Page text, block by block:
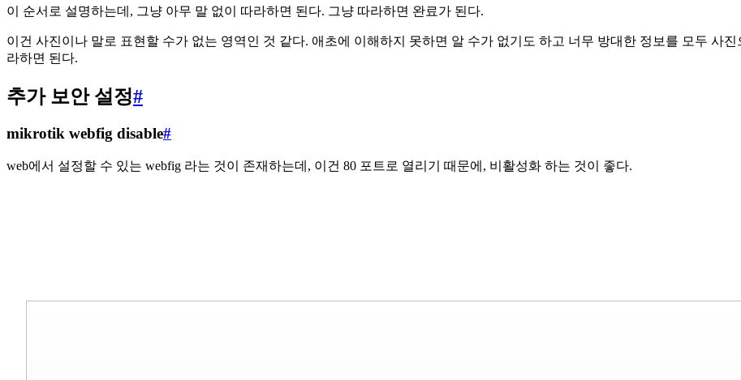
이 순서로 설명하는데, 그냥 아무 말 없이 따라하면 된다. 그냥 따라하면 완료가 된다.
이건 사진이나 말로 표현할 수가 없는 영역인 것 같다. 애초에 이해하지 못하면 알 수가 없기도 하고 너무 방대한 정보를 모두 사
라하면 된다.
추가 보안 설정#
mikrotik webfig disable#
web에서 설정할 수 있는 webfig 라는 것이 존재하는데, 이건 80 포트로 열리기 때문에, 비활성화 하는 것이 좋다.